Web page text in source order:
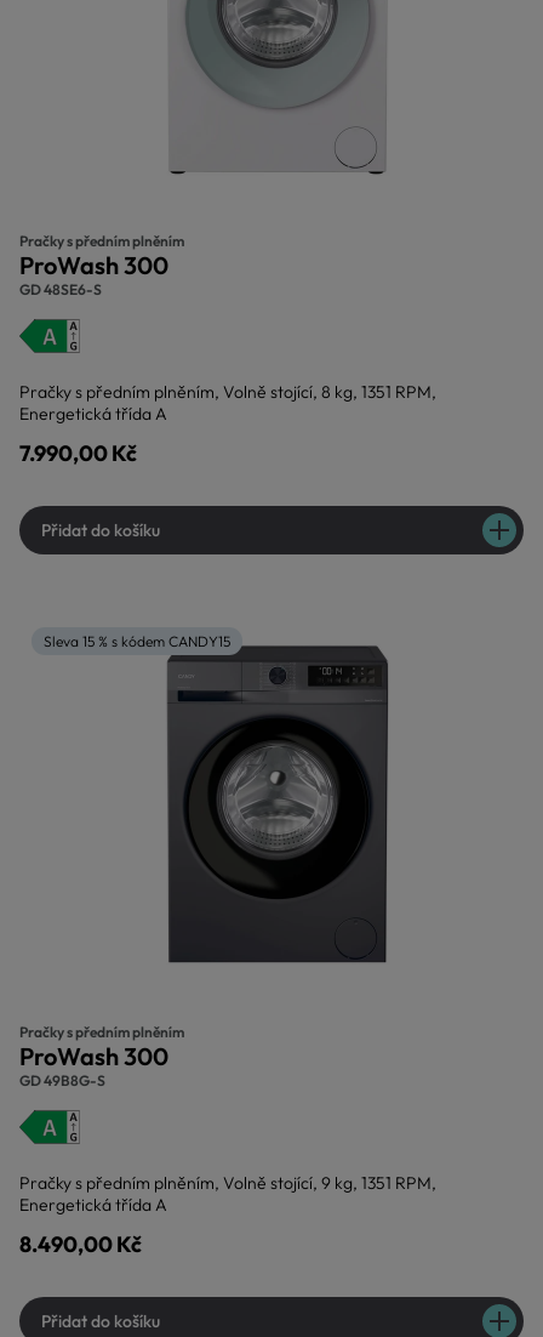
Pračky s předním plněním
ProWash 300
GD 48SE6-S
Pračky s předním plněním, Volně stojící, 8 kg, 1351 RPM,
Energetická třída A
7.990,00 Kč
Přidat do košíku
Sleva 15 % s kódem CANDY15
Pračky s předním plněním
ProWash 300
GD 49B8G-S
Pračky s předním plněním, Volně stojící, 9 kg, 1351 RPM,
Energetická třída A
8.490,00 Kč
Přidat do košíku